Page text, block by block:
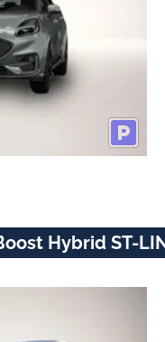
Hybrid ST-